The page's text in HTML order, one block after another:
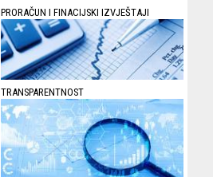
PRORAČUN I FINACIJSKI IZVJEŠTAJI
TRANSPARENTNOST